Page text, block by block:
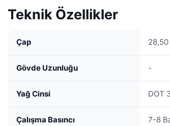
Teknik Özellikler
Çap 28,50
Gövde Uzunluğu -
Yağ Cinsi DOT
Çalışma Basıncı 7-8